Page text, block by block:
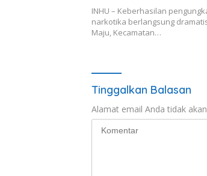
INHU – Keberhasilan
narkotika berlangsung
Maju, Kecamatan…
Tinggalkan Balasan
Alamat email Anda tidak